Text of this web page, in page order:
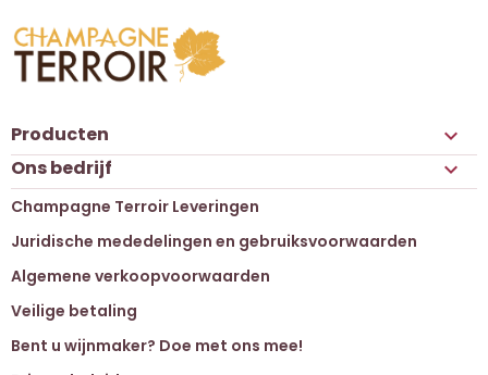
Producten 
Ons bedrijf 
Champagne Terroir Leveringen
Juridische mededelingen en gebruiksvoorwaarden
Algemene verkoopvoorwaarden
Veilige betaling
Bent u wijnmaker? Doe met ons mee!